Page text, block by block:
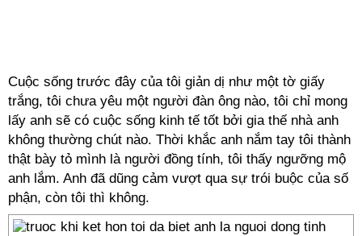
Cuộc sống trước đây của tôi giản dị như một tờ giấy
trắng, tôi chưa yêu một người đàn ông nào, tôi chỉ mong
lấy anh sẽ có cuộc sống kinh tế tốt bởi gia thế nhà anh
không thường chút nào. Thời khắc anh nắm tay tôi thành
thật bày tỏ mình là người đồng tính, tôi thấy ngưỡng mộ
anh lắm. Anh đã dũng cảm vượt qua sự trói buộc của số
phận, còn tôi thì không.